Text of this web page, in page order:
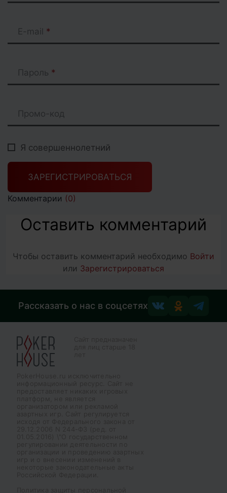
E-mail
Пароль
Промо-код
Я совершеннолетний
ЗАРЕГИСТРИРОВАТЬСЯ
Комментарии (0)
Оставить комментарий
Чтобы оставить комментарий необходимо Войти
или Зарегистрироваться
Рассказать о нас в соцсетях